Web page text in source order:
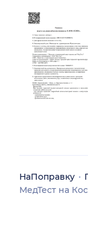
НаПоправку
МедТест на